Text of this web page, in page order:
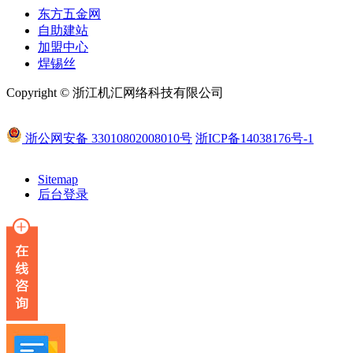
东方五金网
自助建站
加盟中心
焊锡丝
Copyright © 浙江机汇网络科技有限公司
浙公网安备 33010802008010号 浙ICP备14038176号-1
Sitemap
后台登录